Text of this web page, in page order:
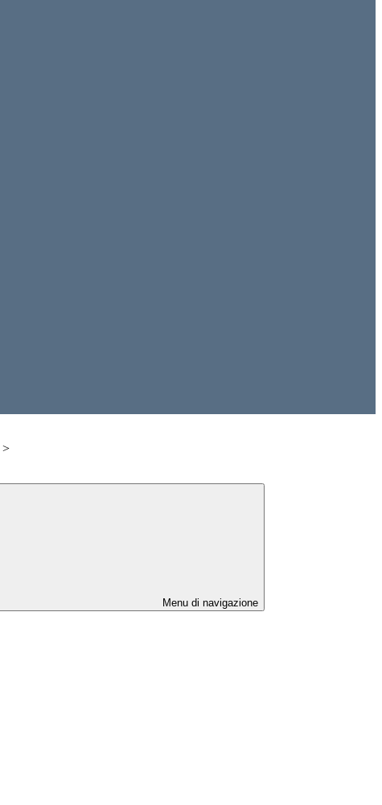
>
Menu di navigazione